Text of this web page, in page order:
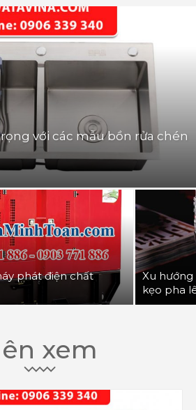
với các mẫu bồn rửa chén
phát điện chất
Xu
kẹo pha
xem